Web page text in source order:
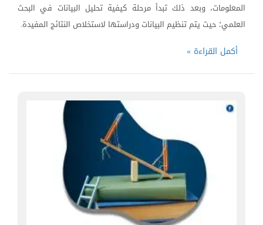
المعلومات، وبعد ذلك تبدأ مرحلة كيفية تحليل البيانات في البحث
العلمي؛ حيث يتم تنظيم البيانات ودراستها لاستخلاص النتائج المفيدة.
أكمل القراءة »